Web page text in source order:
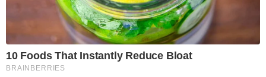
10 Foods That Instantly Reduce Bloat
BRAINBERRIES